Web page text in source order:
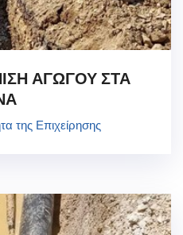
ΑΓΩΓΟΥ ΣΤΑ
της Επιχείρησης